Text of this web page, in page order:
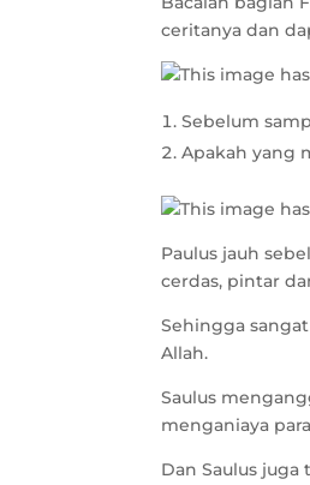
ceritanya dan
Sebelum
Apakah yang
Paulus jauh
cerdas, pintar
Sehingga
Allah.
Saulus
menganiaya
Dan Saulus